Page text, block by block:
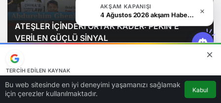
ATEŞLER İÇİNDEKİ ORTAK KADER: PEKİN’E
VERİLEN GÜÇLÜ SİNYAL
AKŞAM KAPANIŞI
4 Ağustos 2026 akşam Haber Bülteni
Bu web sitesinde en iyi deneyimi yaşamanızı sağlamak
için çerezler kullanılmaktadır.
Kabul
TERCIH EDILEN KAYNAK
Kaynağı Ekle